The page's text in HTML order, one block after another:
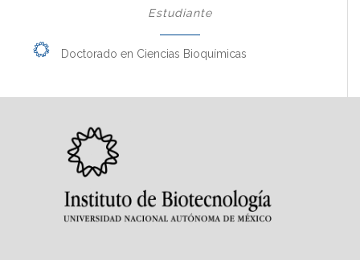
Estudiante
Doctorado en Ciencias Bioquímicas